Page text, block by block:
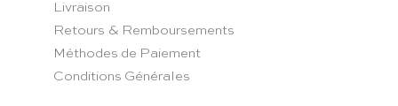
Livraison
Retours & Remboursements
Méthodes de Paiement
Conditions Générales